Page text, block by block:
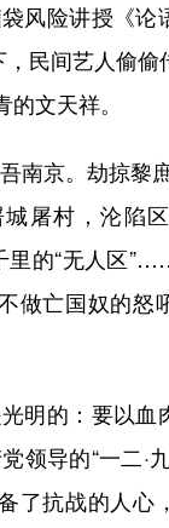
风险讲授《论
，民间艺人偷
的文天祥。
京。劫掠黎庶
屠村，沦陷
里的“无人区
做亡国奴的怒
的：要以血
领导的“一二·
了抗战的人心